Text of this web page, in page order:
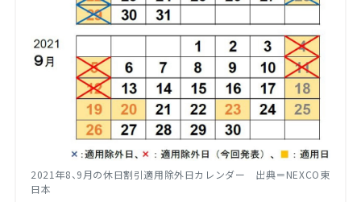
2021年8、9月の休日割引適用除外日カレンダー 出典＝NEXCO東
日本